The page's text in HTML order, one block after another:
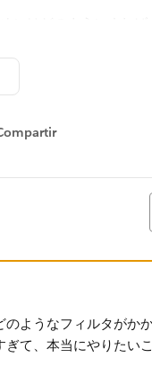
にはどのようにすれば
menu
ようなフィルタがか
て、本当にやりたい